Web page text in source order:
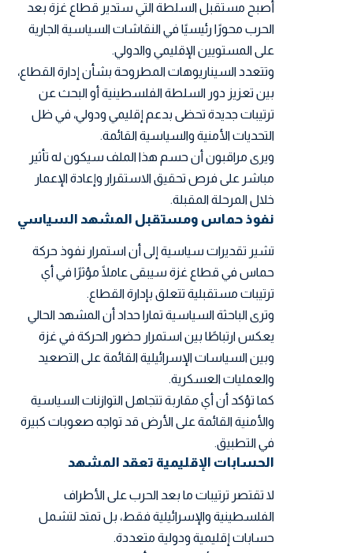
أصبح مستقبل السلطة التي ستدير قطاع غزة بعد
الحرب محورًا رئيسيًا في النقاشات السياسية الجارية
على المستويين الإقليمي والدولي.
وتتعدد السيناريوهات المطروحة بشأن إدارة القطاع،
بين تعزيز دور السلطة الفلسطينية أو البحث عن
ترتيبات جديدة تحظى بدعم إقليمي ودولي، في ظل
التحديات الأمنية والسياسية القائمة.
ويرى مراقبون أن حسم هذا الملف سيكون له تأثير
مباشر على فرص تحقيق الاستقرار وإعادة الإعمار
خلال المرحلة المقبلة.
نفوذ حماس ومستقبل المشهد السياسي
تشير تقديرات سياسية إلى أن استمرار نفوذ حركة
حماس في قطاع غزة سيبقى عاملًا مؤثرًا في أي
ترتيبات مستقبلية تتعلق بإدارة القطاع.
وترى الباحثة السياسية تمارا حداد أن المشهد الحالي
يعكس ارتباطًا بين استمرار حضور الحركة في غزة
وبين السياسات الإسرائيلية القائمة على التصعيد
والعمليات العسكرية.
كما تؤكد أن أي مقاربة تتجاهل التوازنات السياسية
والأمنية القائمة على الأرض قد تواجه صعوبات كبيرة
في التطبيق.
الحسابات الإقليمية تعقد المشهد
لا تقتصر ترتيبات ما بعد الحرب على الأطراف
الفلسطينية والإسرائيلية فقط، بل تمتد لتشمل
حسابات إقليمية ودولية متعددة.